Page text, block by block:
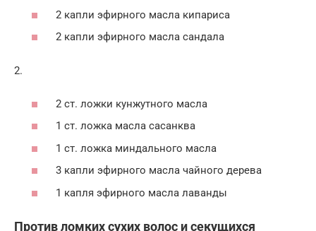
2 капли эфирного масла кипариса
2 капли эфирного масла сандала
2.
2 ст. ложки кунжутного масла
1 ст. ложка масла сасанква
1 ст. ложка миндального масла
3 капли эфирного масла чайного дерева
1 капля эфирного масла лаванды
Против ломких сухих волос и секущихся